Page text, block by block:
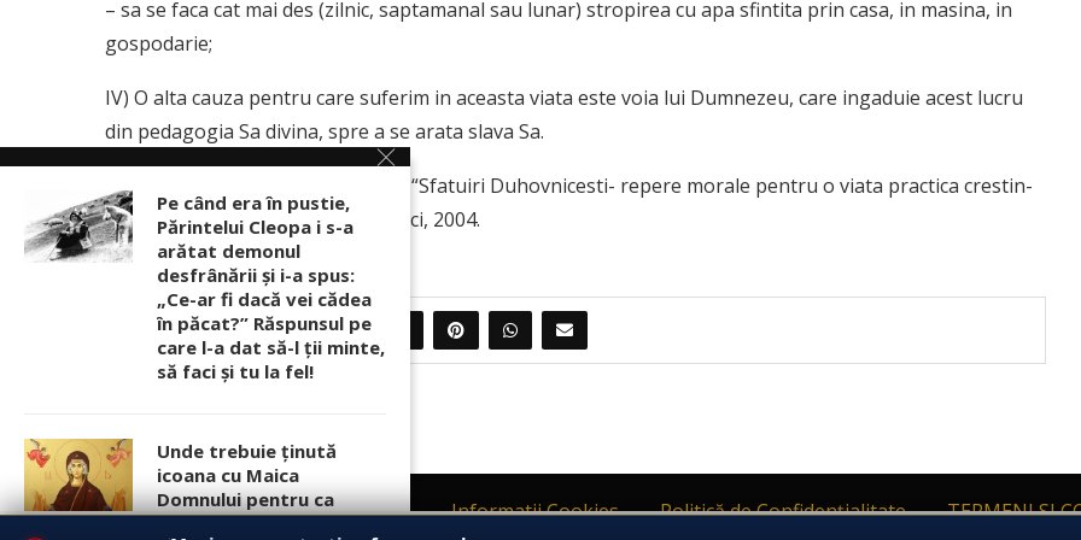
– sa se faca cat mai des (zilnic, saptamanal sau lunar) stropirea cu apa sfintita prin casa, in masina, in
gospodarie;
IV) O alta cauza pentru care suferim in aceasta viata este voia lui Dumnezeu, care ingaduie acest lucru
din pedagogia Sa divina, spre a se arata slava Sa.
Sursa: Arhim. Ioachim Parvulescu: “Sfatuiri Duhovnicesti- repere morale pentru o viata practica crestin-
ortodoxa”, Sfanta Manastire Lainici, 2004.
PARTAJEAZA 0
Contact Informatii Cookies Politică de Confidențialitate
TERMENI SI
Pe când era în pustie,
Părintelui Cleopa i s-a
arătat demonul
desfrânării şi i-a spus:
„Ce-ar fi dacă vei cădea
în păcat?” Răspunsul pe
care l-a dat să-l ții minte,
să faci și tu la fel!
Unde trebuie ținută
icoana cu Maica
Domnului pentru ca
rugăciunile noastre să
Acest site foloseste respectand Regulamentul (UE) privind protecția persoanelor fizice în ceea ce privește prelucrarea